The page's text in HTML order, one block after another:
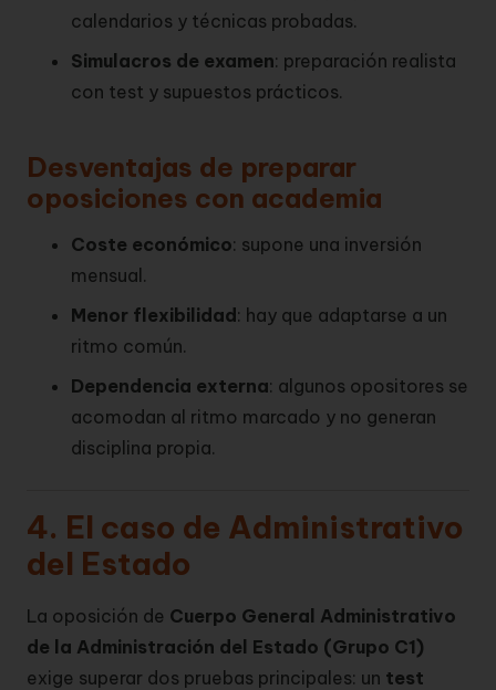
calendarios y técnicas probadas.
Simulacros de examen: preparación realista
con test y supuestos prácticos.
Desventajas de preparar
oposiciones con academia
Coste económico: supone una inversión
mensual.
Menor flexibilidad : hay que adaptarse a un
ritmo común.
Dependencia externa: algunos opositores se
acomodan al ritmo marcado y no generan
disciplina propia.
4. El caso de Administrativo
del Estado
La oposición de Cuerpo General Administrativo
de la Administración del Estado (Grupo C1)
exige superar dos pruebas principales: un test